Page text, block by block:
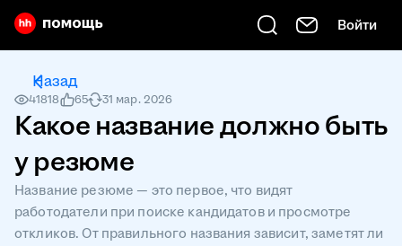
Войти
Назад
41818 65 31 мар. 2026
Какое название должно быть
у резюме
Название резюме — это первое, что видят
работодатели при поиске кандидатов и просмотре
откликов. От правильного названия зависит, заметят ли